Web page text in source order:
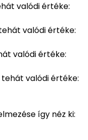
valódi értéke:
valódi értéke:
valódi értéke:
valódi értéke:
így néz ki: